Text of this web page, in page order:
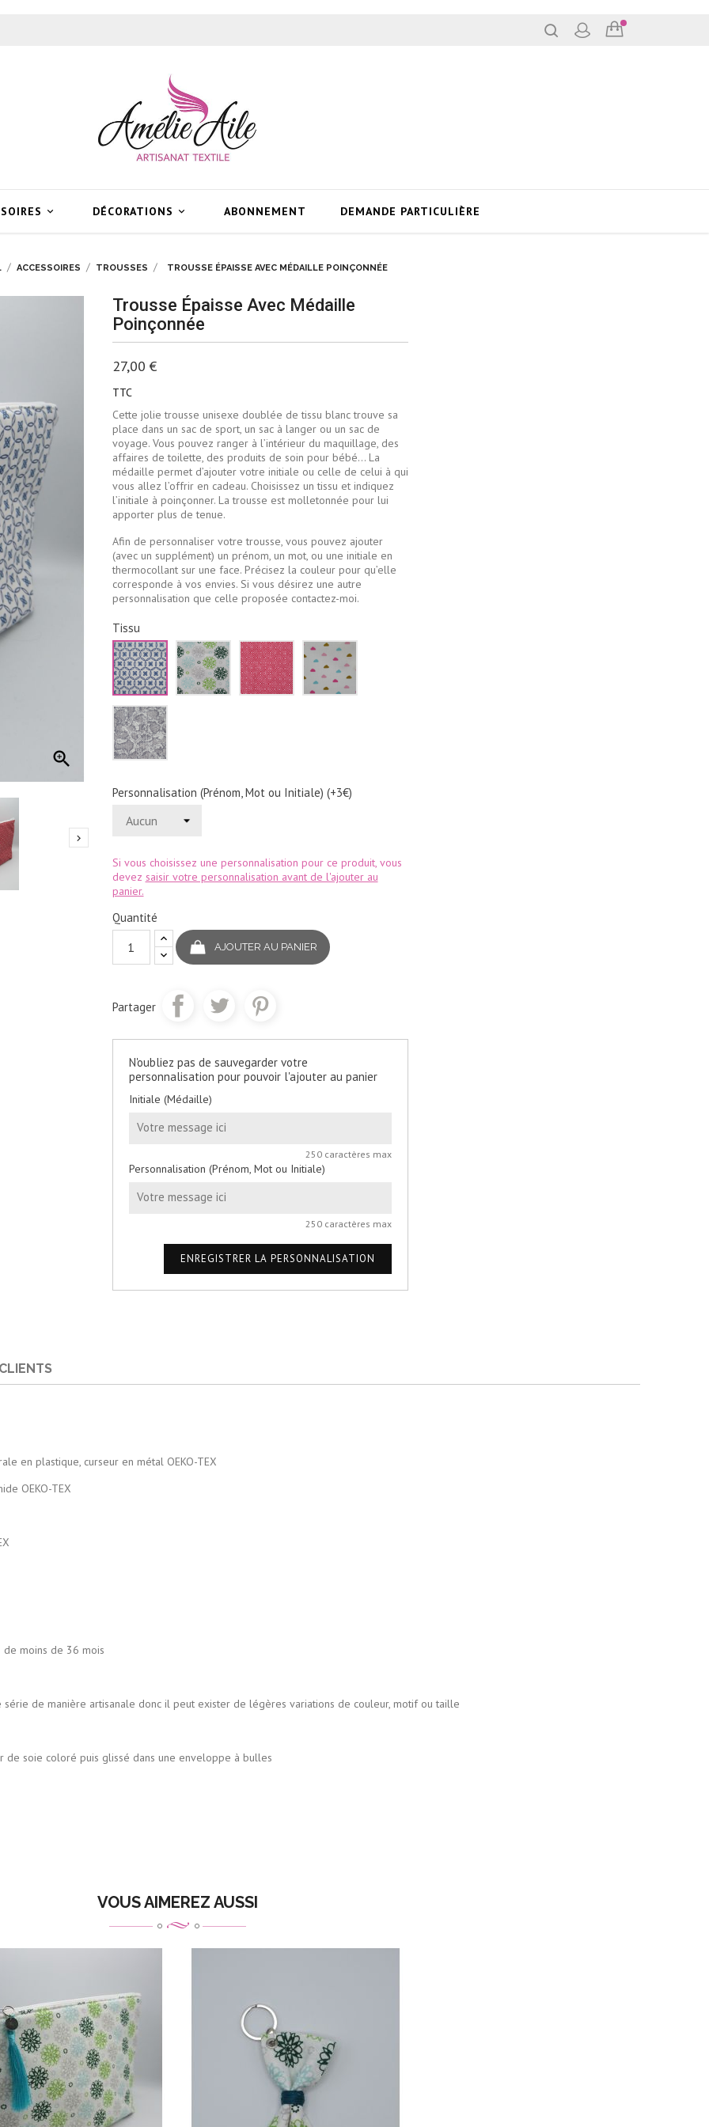
 
DÉCORATIONS ABONNEMENT DEMANDE PARTICULIÈRE
ACCESSOIRES TROUSSES TROUSSE ÉPAISSE AVEC MÉDAILLE POINÇONNÉE


Trousse Épaisse Avec Médaille
Poinçonnée
27,00 €
TTC
Cette jolie trousse unisexe doublée de tissu blanc trouve sa
place dans un sac de sport, un sac à langer ou un sac de
voyage. Vous pouvez ranger à l’intérieur du maquillage, des
affaires de toilette, des produits de soin pour bébé… La
médaille permet d’ajouter votre initiale ou celle de celui à qui
vous allez l’offrir en cadeau. Choisissez un tissu et indiquez
l’initiale à poinçonner. La trousse est molletonnée pour lui
apporter plus de tenue.
Afin de personnaliser votre trousse, vous pouvez ajouter
(avec un supplément) un prénom, un mot, ou une initiale en
thermocollant sur une face. Précisez la couleur pour qu’elle
corresponde à vos envies. Si vous désirez une autre
personnalisation que celle proposée contactez-moi.
Tissu
Blanc
fleurs
bleu
marine
Blanc
fleur
vertes
et
Rouge
losanges
blancs
bleus
Serpent
gris
Personnalisation (Prénom, Mot ou Initiale) (+3€)
Si vous choisissez une personnalisation pour ce produit, vous
devez saisir votre personnalisation avant de l'ajouter au
panier.
Quantité
AJOUTER AU PANIER
Partager
N'oubliez pas de sauvegarder votre
personnalisation pour pouvoir l'ajouter au panier
Initiale (Médaille)
250 caractères max
Personnalisation (Prénom, Mot ou Initiale)
250 caractères max
ENREGISTRER LA PERSONNALISATION
en plastique, curseur en métal OEKO-TEX
TEX
de moins de 36 mois
donc il peut exister de légères variations de couleur, motif ou taille
glissé dans une enveloppe à bulles
VOUS AIMEREZ AUSSI